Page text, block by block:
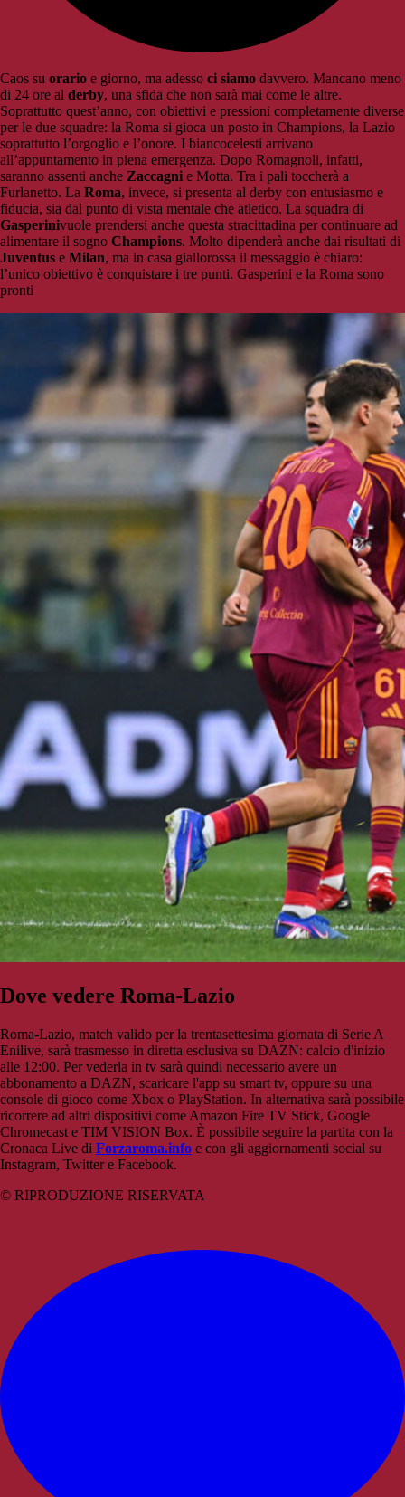
Caos su orario e giorno, ma adesso ci siamo davvero. Mancano meno
di 24 ore al derby, una sfida che non sarà mai come le altre.
Soprattutto quest’anno, con obiettivi e pressioni completamente diverse
per le due squadre: la Roma si gioca un posto in Champions, la Lazio
soprattutto l’orgoglio e l’onore. I biancocelesti arrivano
all’appuntamento in piena emergenza. Dopo Romagnoli, infatti,
saranno assenti anche Zaccagni e Motta. Tra i pali toccherà a
Furlanetto. La Roma, invece, si presenta al derby con entusiasmo e
fiducia, sia dal punto di vista mentale che atletico. La squadra di
Gasperinivuole prendersi anche questa stracittadina per continuare ad
alimentare il sogno Champions. Molto dipenderà anche dai risultati di
Juventus e Milan, ma in casa giallorossa il messaggio è chiaro:
l’unico obiettivo è conquistare i tre punti. Gasperini e la Roma sono
pronti
Dove vedere Roma-Lazio
Roma-Lazio, match valido per la trentasettesima giornata di Serie A
Enilive, sarà trasmesso in diretta esclusiva su DAZN: calcio d'inizio
alle 12:00. Per vederla in tv sarà quindi necessario avere un
abbonamento a DAZN, scaricare l'app su smart tv, oppure su una
console di gioco come Xbox o PlayStation. In alternativa sarà possibile
ricorrere ad altri dispositivi come Amazon Fire TV Stick, Google
Chromecast e TIM VISION Box. È possibile seguire la partita con la
Cronaca Live di Forzaroma.info e con gli aggiornamenti social su
Instagram, Twitter e Facebook.
© RIPRODUZIONE RISERVATA